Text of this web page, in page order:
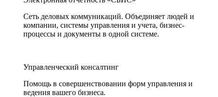
Сеть деловых коммуникаций. Объединяет людей и
компании, системы управления и учета, бизнес-
процессы и документы в одной системе.
Управленческий консалтинг
Помощь в совершенствовании форм управления и
ведения вашего бизнеса.